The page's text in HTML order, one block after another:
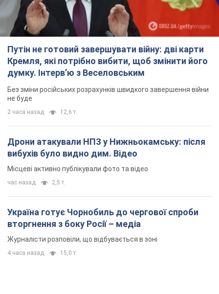
Путін не готовий завершувати війну: дві карти
Кремля, які потрібно вибити, щоб змінити його
думку. Інтерв’ю з Веселовським
Без зміни російських розрахунків швидкого завершення війни
не буде
2 часа назад 12,6 т.
Дрони атакували НПЗ у Нижньокамську: після
вибухів було видно дим. Відео
Місцеві активно публікували фото та відео
час назад 2,5 т.
Україна готує Чорнобиль до чергової спроби
вторгнення з боку Росії – медіа
Журналісти розповіли, що відбувається в зоні
4 часа назад 15,0 т.